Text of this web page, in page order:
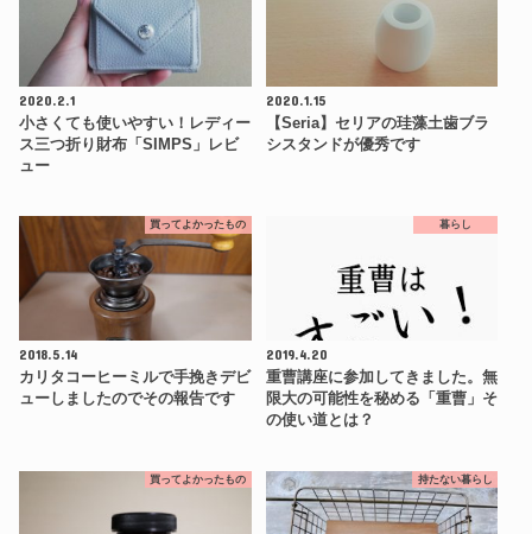
2020.2.1
小さくても使いやすい！レディー
ス三つ折り財布「SIMPS」レビ
ュー
2020.1.15
【Seria】セリアの珪藻土歯ブラ
シスタンドが優秀です
買ってよかったもの
2018.5.14
カリタコーヒーミルで手挽きデビ
ューしましたのでその報告です
暮らし
2019.4.20
重曹講座に参加してきました。無
限大の可能性を秘める「重曹」そ
の使い道とは？
買ってよかったもの 持たない暮らし